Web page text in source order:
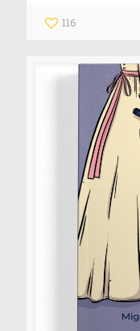
116